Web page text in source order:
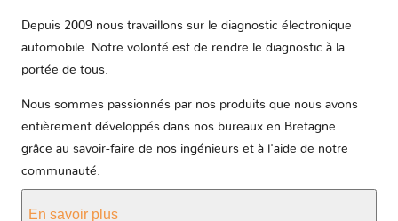
Depuis 2009 nous travaillons sur le diagnostic électronique
automobile. Notre volonté est de rendre le diagnostic à la
portée de tous.
Nous sommes passionnés par nos produits que nous avons
entièrement développés dans nos bureaux en Bretagne
grâce au savoir-faire de nos ingénieurs et à l'aide de notre
communauté.
En savoir plus